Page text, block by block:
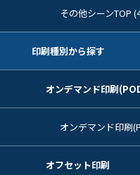
その他シーンTOP
印刷種別から探す
オンデマンド印刷
オンデマンド印刷
オフセット印刷